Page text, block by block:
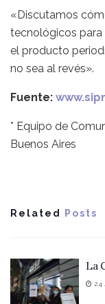
«Discutamos
tecnológicos para
el producto
no sea al revés».
Fuente:
* Equipo de
Buenos Aires
Related Posts
La
24